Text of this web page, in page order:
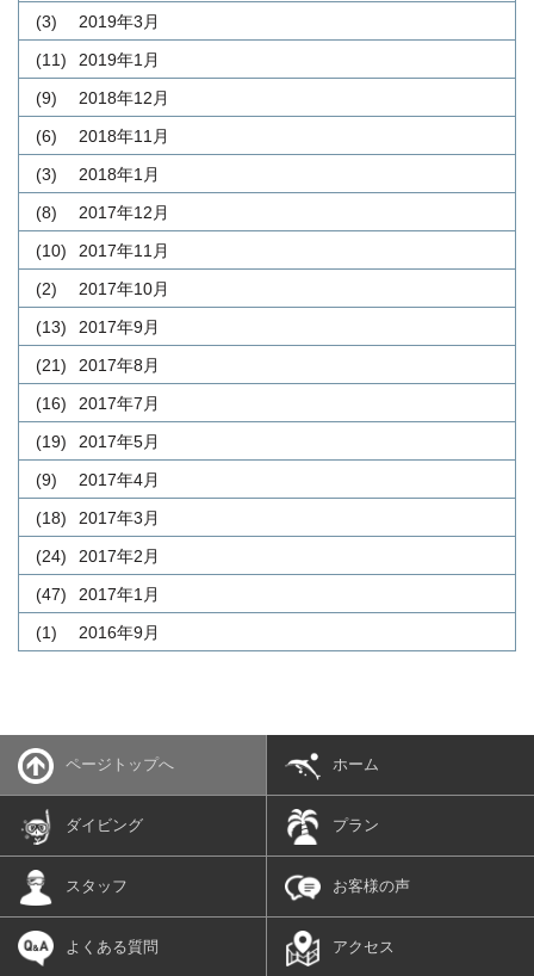
2019年3月
(3)
2019年1月
(11)
2018年12月
(9)
2018年11月
(6)
2018年1月
(3)
2017年12月
(8)
2017年11月
(10)
2017年10月
(2)
2017年9月
(13)
2017年8月
(21)
2017年7月
(16)
2017年5月
(19)
2017年4月
(9)
2017年3月
(18)
2017年2月
(24)
2017年1月
(47)
2016年9月
(1)
ページトップへ ホーム
ダイビング プラン
スタッフ お客様の声
よくある質問 アクセス